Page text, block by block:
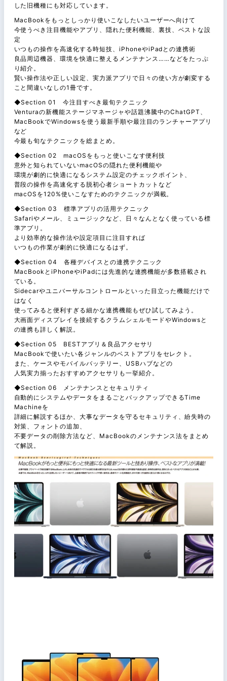
した旧機種にも対応しています。
MacBookをもっとしっかり使いこなしたいユーザーへ向けて
今使うべき注目機能やアプリ、隠れた便利機能、裏技、ベストな設
定
いつもの操作を高速化する時短技、iPhoneやiPadとの連携術
良品周辺機器、環境を快適に整えるメンテナンス……などをたっぷ
り紹介。
賢い操作法や正しい設定、実力派アプリで日々の使い方が劇変する
こと間違いなしの1冊です。
◆Section 01 今注目すべき最旬テクニック
Venturaの新機能ステージマネージャや話題沸騰中のChatGPT、
MacBookでWindowsを使う最新手順や最注目のランチャーアプリ
など
今最も旬なテクニックを総まとめ。
◆Section 02 macOSをもっと使いこなす便利技
意外と知られていないmacOSの隠れた便利機能や
環境が劇的に快適になるシステム設定のチェックポイント、
普段の操作を高速化する脱初心者ショートカットなど
macOSを120%使いこなすためのテクニックが満載。
◆Section 03 標準アプリの活用テクニック
Safariやメール、ミュージックなど、日々なんとなく使っている標
準アプリ。
より効率的な操作法や設定項目に注目すれば
いつもの作業が劇的に快適になるはず。
◆Section 04 各種デバイスとの連携テクニック
MacBookとiPhoneやiPadには先進的な連携機能が多数搭載され
ている。
Sidecarやユニバーサルコントロールといった目立った機能だけで
はなく
使ってみると便利すぎる細かな連携機能もぜひ試してみよう。
大画面ディスプレイを接続するクラムシェルモードやWindowsと
の連携も詳しく解説。
◆Section 05 BESTアプリ＆良品アクセサリ
MacBookで使いたい各ジャンルのベストアプリをセレクト。
また、ケースやモバイルバッテリー、USBハブなどの
人気実力揃ったおすすめアクセサリも一挙紹介。
◆Section 06 メンテナンスとセキュリティ
自動的にシステムやデータをまるごとバックアップできるTime
Machineを
詳細に解説するほか、大事なデータを守るセキュリティ、紛失時の
対策、フォントの追加、
不要データの削除方法など、MacBookのメンテナンス法をまとめ
て解説。